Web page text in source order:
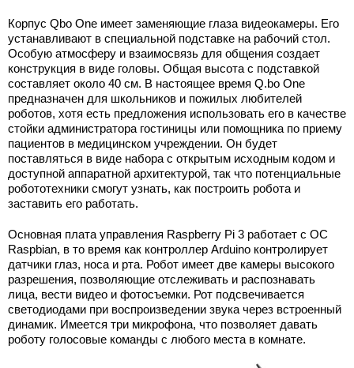
Корпус Qbo One имеет заменяющие глаза видеокамеры. Его
устанавливают в специальной подставке на рабочий стол.
Особую атмосферу и взаимосвязь для общения создает
конструкция в виде головы. Общая высота с подставкой
составляет около 40 см. В настоящее время Q.bo One
предназначен для школьников и пожилых любителей
роботов, хотя есть предложения использовать его в качестве
стойки администратора гостиницы или помощника по приему
пациентов в медицинском учреждении. Он будет
поставляться в виде набора с открытым исходным кодом и
доступной аппаратной архитектурой, так что потенциальные
робототехники смогут узнать, как построить робота и
заставить его работать.
Основная плата управления Raspberry Pi 3 работает с ОС
Raspbian, в то время как контроллер Arduino контролирует
датчики глаз, носа и рта. Робот имеет две камеры высокого
разрешения, позволяющие отслеживать и распознавать
лица, вести видео и фотосъемки. Рот подсвечивается
светодиодами при воспроизведении звука через встроенный
динамик. Имеется три микрофона, что позволяет давать
роботу голосовые команды с любого места в комнате.